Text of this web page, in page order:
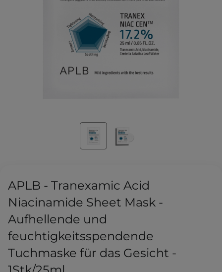
APLB - Tranexamic Acid
Niacinamide Sheet Mask -
Aufhellende und
feuchtigkeitsspendende
Tuchmaske für das Gesicht -